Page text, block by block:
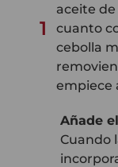
1
aceite de
cuanto
cebolla
empiece
Añade
Cuando